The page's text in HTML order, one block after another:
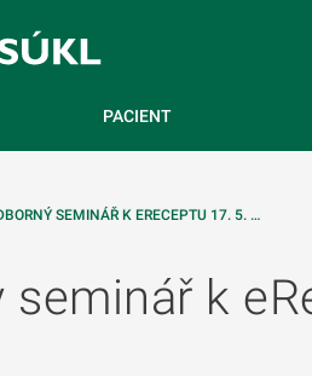
PACIENT
SEMINÁŘ K ERECEPTU 17. 5. …
seminář k